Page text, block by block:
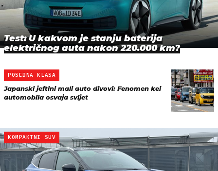
Test: U kakvom je stanju baterija
električnog auta nakon 220.000 km?
POSEBNA KLASA
Japanski jeftini mali auto divovi: Fenomen kei
automobila osvaja svijet
KOMPAKTNI SUV